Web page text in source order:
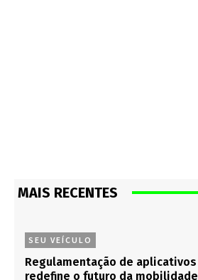
MAIS RECENTES
SEU VEÍCULO
Regulamentação de aplicativos
redefine o futuro da mobilidade